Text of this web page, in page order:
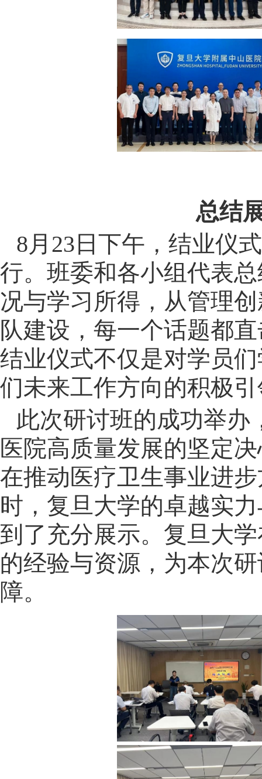
总结
8月 23 日下午，结业仪
行。班委和各小组代表
况与学习所得，从管理
队建设，每一个话题都
结业仪式不仅是对学员
们未来工作方向的积极
此次研讨班的成功举办
医院高质量发展的坚定
在推动医疗卫生事业进
时，复旦大学的卓越实
到了充分展示。复旦大
的经验与资源，为本次
障。